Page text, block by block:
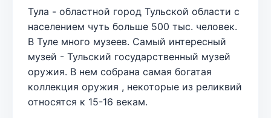
Тула - областной город Тульской области с
населением чуть больше 500 тыс. человек.
В Туле много музеев. Самый интересный
музей - Тульский государственный музей
оружия. В нем собрана самая богатая
коллекция оружия , некоторые из реликвий
относятся к 15-16 векам.